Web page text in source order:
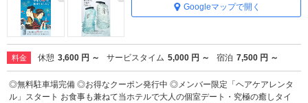
Googleマップで開く
料金 休憩 3,600 円 ～ サービスタイム 5,000 円 ～ 宿泊 7,500 円 ～
◎無料駐車場完備 ◎お得なクーポン発行中 ◎メンバー限定「ヘアケアレンタ
ル」スタート お食事も兼ねて当ホテルで大人の個室デート・究極の癒しタイ